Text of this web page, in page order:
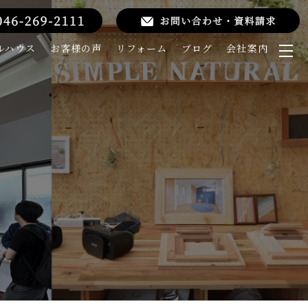
ハウス お客様の声 リフォーム ブログ 会社案内
メ
ニ
ー
開
く